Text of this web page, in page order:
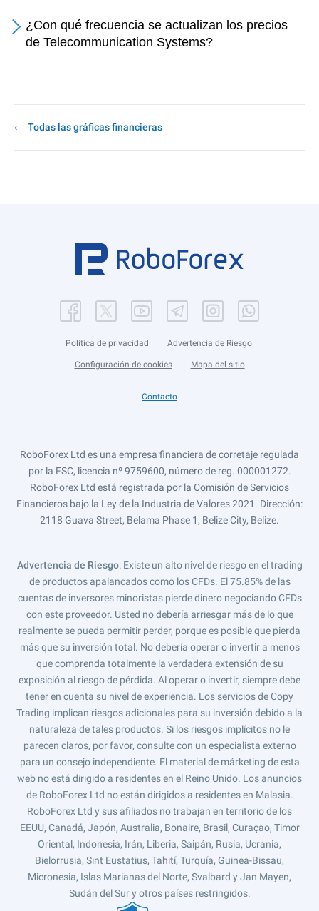
¿Con qué frecuencia se actualizan los precios
de Telecommunication Systems?
Todas las gráficas financieras
Política de privacidad Advertencia de Riesgo
Configuración de cookies Mapa del sitio
Contacto
RoboForex Ltd es una empresa financiera de corretaje regulada
por la FSC, licencia nº 9759600, número de reg. 000001272.
RoboForex Ltd está registrada por la Comisión de Servicios
Financieros bajo la Ley de la Industria de Valores 2021. Dirección:
2118 Guava Street, Belama Phase 1, Belize City, Belize.
Advertencia de Riesgo: Existe un alto nivel de riesgo en el trading
de productos apalancados como los CFDs. El 75.85% de las
cuentas de inversores minoristas pierde dinero negociando CFDs
con este proveedor. Usted no debería arriesgar más de lo que
realmente se pueda permitir perder, porque es posible que pierda
más que su inversión total. No debería operar o invertir a menos
que comprenda totalmente la verdadera extensión de su
exposición al riesgo de pérdida. Al operar o invertir, siempre debe
tener en cuenta su nivel de experiencia. Los servicios de Copy
Trading implican riesgos adicionales para su inversión debido a la
naturaleza de tales productos. Si los riesgos implícitos no le
parecen claros, por favor, consulte con un especialista externo
para un consejo independiente. El material de márketing de esta
web no está dirigido a residentes en el Reino Unido. Los anuncios
de RoboForex Ltd no están dirigidos a residentes en Malasia.
RoboForex Ltd y sus afiliados no trabajan en territorio de los
EEUU, Canadá, Japón, Australia, Bonaire, Brasil, Curaçao, Timor
Oriental, Indonesia, Irán, Liberia, Saipán, Rusia, Ucrania,
Bielorrusia, Sint Eustatius, Tahití, Turquía, Guinea-Bissau,
Micronesia, Islas Marianas del Norte, Svalbard y Jan Mayen,
Sudán del Sur y otros países restringidos.